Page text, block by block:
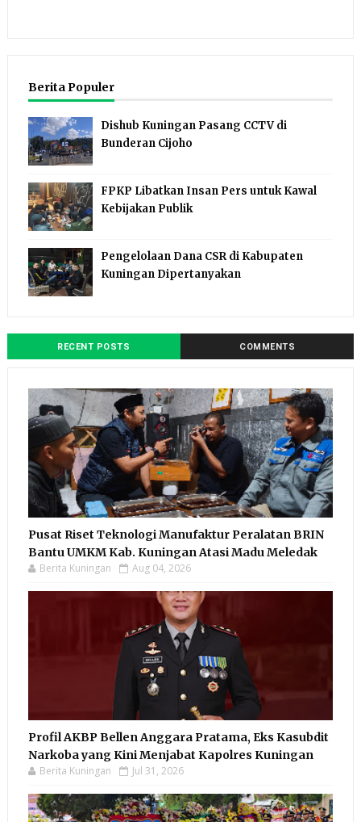
Berita Populer
Dishub Kuningan Pasang CCTV di
Bunderan Cijoho
FPKP Libatkan Insan Pers untuk Kawal
Kebijakan Publik
Pengelolaan Dana CSR di Kabupaten
Kuningan Dipertanyakan
RECENT POSTS COMMENTS
Pusat Riset Teknologi Manufaktur Peralatan BRIN
Bantu UMKM Kab. Kuningan Atasi Madu Meledak
Berita Kuningan Aug 04, 2026
Profil AKBP Bellen Anggara Pratama, Eks Kasubdit
Narkoba yang Kini Menjabat Kapolres Kuningan
Berita Kuningan Jul 31, 2026